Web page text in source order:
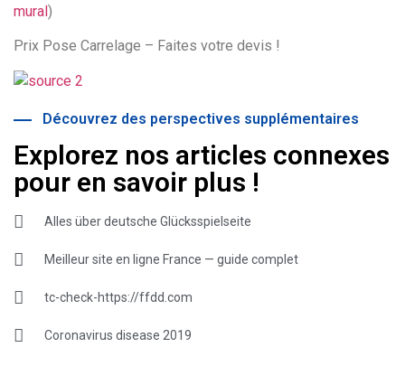
mural)
Prix Pose Carrelage – Faites votre devis !
Découvrez des perspectives supplémentaires
Explorez nos articles connexes
pour en savoir plus !
Alles über deutsche Glücksspielseite
Meilleur site en ligne France — guide complet
tc-check-https://ffdd.com
Coronavirus disease 2019